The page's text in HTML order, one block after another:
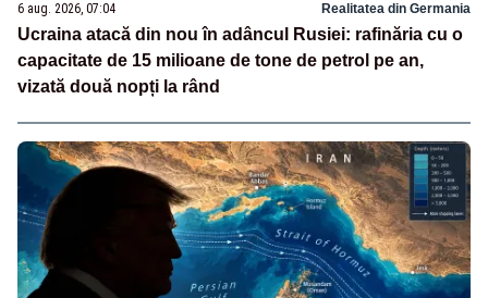
6 aug. 2026, 07:04 Realitatea din Germania
Ucraina atacă din nou în adâncul Rusiei: rafinăria cu o
capacitate de 15 milioane de tone de petrol pe an,
vizată două nopți la rând